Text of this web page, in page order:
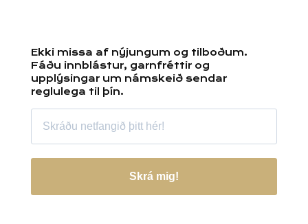
Ekki missa af nýjungum og tilboðum.
Fáðu innblástur, garnfréttir og
upplýsingar um námskeið sendar
reglulega til þín.
Skrá mig!